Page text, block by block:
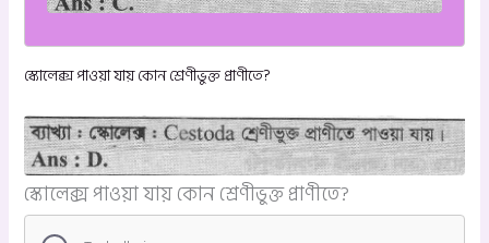
স্কোলেক্স পাওয়া যায় কোন শ্রেণীভুক্ত প্রাণীতে?
স্কোলেক্স পাওয়া যায় কোন শ্রেণীভুক্ত প্রাণীতে?